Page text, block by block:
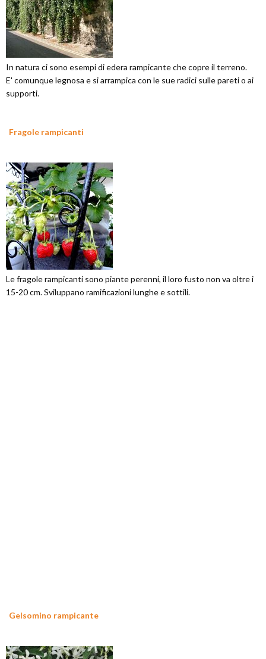
In natura ci sono esempi di edera rampicante che copre il terreno.
E' comunque legnosa e si arrampica con le sue radici sulle pareti o ai
supporti.
Fragole rampicanti
Le fragole rampicanti sono piante perenni, il loro fusto non va oltre i
15-20 cm. Sviluppano ramificazioni lunghe e sottili.
Gelsomino rampicante